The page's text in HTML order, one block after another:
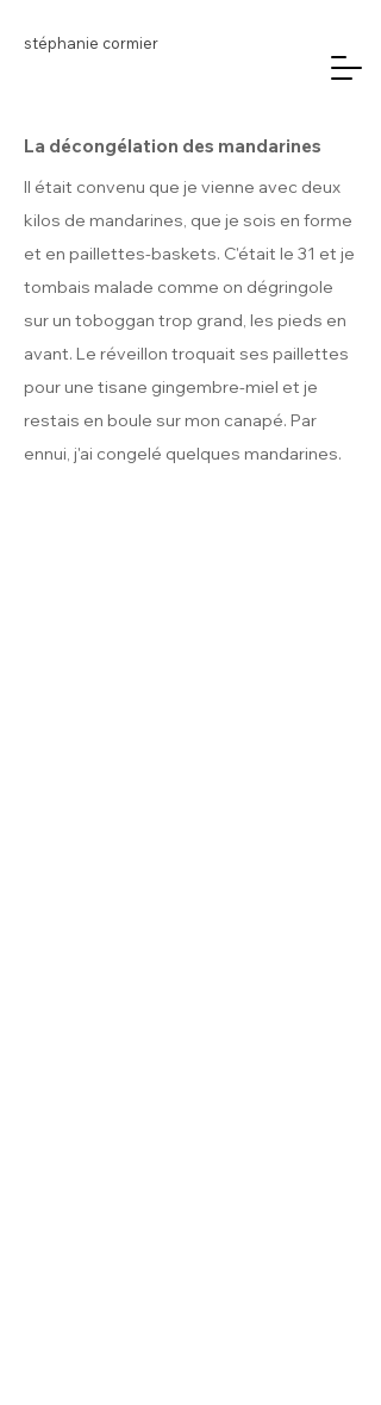
stéphanie cormier
La décongélation des mandarines
Il était convenu que je vienne avec deux
kilos de mandarines, que je sois en forme
et en paillettes-baskets. C'était le 31 et je
tombais malade comme on dégringole
sur un toboggan trop grand, les pieds en
avant. Le réveillon troquait ses paillettes
pour une tisane gingembre-miel et je
restais en boule sur mon canapé. Par
ennui, j'ai congelé quelques mandarines.